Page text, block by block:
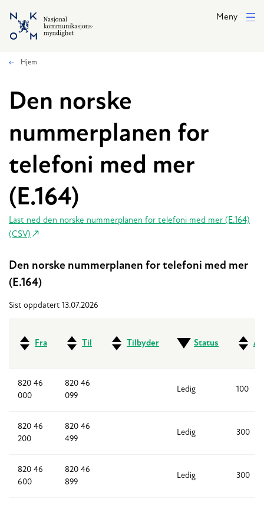
Hopp til hovedinnhold
Meny
Hjem
Den norske
nummerplanen for
telefoni med mer
(E.164)
Last ned den norske nummerplanen for telefoni med mer (E.164)
(CSV)
Den norske nummerplanen for telefoni med mer
(E.164)
Sist oppdatert 13.07.2026
Fra Til Tilbyder Status
820 46
000
820 46
099
Ledig 100
820 46
200
820 46
499
Ledig 300
820 46
600
820 46
899
Ledig 300